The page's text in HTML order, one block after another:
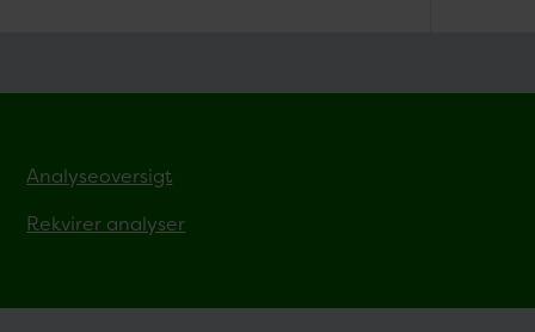
Analyseoversigt
Rekvirer analyser